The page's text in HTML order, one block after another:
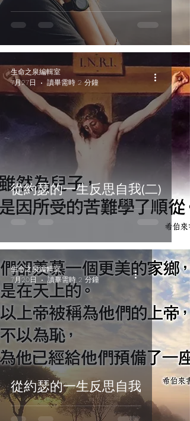
從約瑟的一生反思自我(二)
生命之泉編輯室
7月27日
讀畢需時 2 分鐘
從約瑟的一生反思自我
生命之泉編輯室
7月20日
讀畢需時 2 分鐘